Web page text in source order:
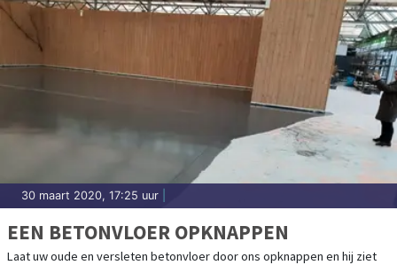
30 maart 2020, 17:25 uur
EEN BETONVLOER OPKNAPPEN
Laat uw oude en versleten betonvloer door ons opknappen en hij ziet